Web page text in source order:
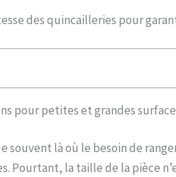
des quincailleries pour
pour petites et grandes
souvent là où le besoin de
la taille de la pièce